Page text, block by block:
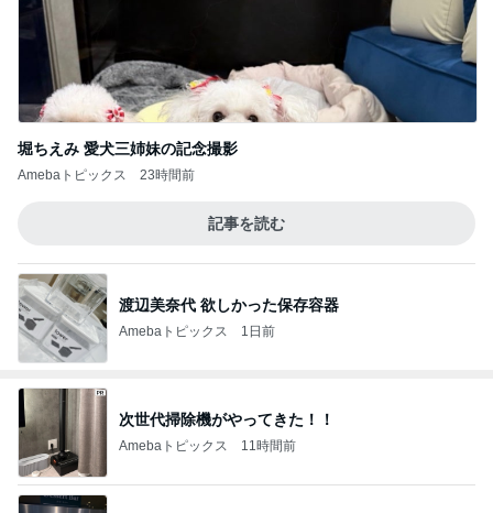
堀ちえみ 愛犬三姉妹の記念撮影
Amebaトピックス 23時間前
記事を読む
渡辺美奈代 欲しかった保存容器
Amebaトピックス 1日前
次世代掃除機がやってきた！！
Amebaトピックス 11時間前